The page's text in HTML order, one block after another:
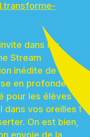
dans les
Stream
inédite de «
en profondeur
pour les élèves
dans vos oreilles !
On est bien,
envoie de la